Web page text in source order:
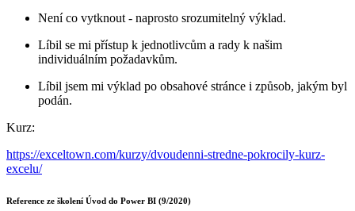
Není co vytknout - naprosto srozumitelný výklad.
Líbil se mi přístup k jednotlivcům a rady k našim
individuálním požadavkům.
Líbil jsem mi výklad po obsahové stránce i způsob, jakým byl
podán.
Kurz:
https://exceltown.com/kurzy/dvoudenni-stredne-pokrocily-kurz-
excelu/
Reference ze školení Úvod do Power BI (9/2020)